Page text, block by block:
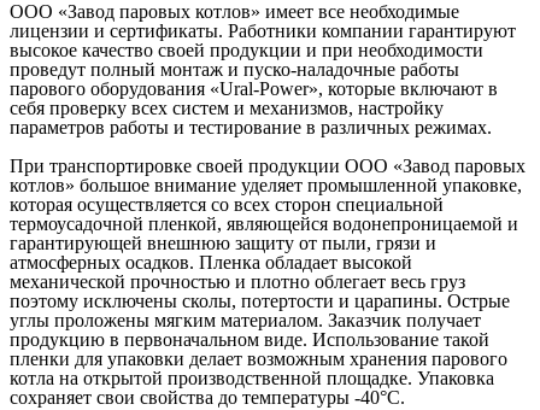
ООО «Завод паровых котлов» имеет все необходимые
лицензии и сертификаты. Работники компании гарантируют
высокое качество своей продукции и при необходимости
проведут полный монтаж и пуско-наладочные работы
парового оборудования «Ural-Power», которые включают в
себя проверку всех систем и механизмов, настройку
параметров работы и тестирование в различных режимах.
При транспортировке своей продукции ООО «Завод паровых
котлов» большое внимание уделяет промышленной упаковке,
которая осуществляется со всех сторон специальной
термоусадочной пленкой, являющейся водонепроницаемой и
гарантирующей внешнюю защиту от пыли, грязи и
атмосферных осадков. Пленка обладает высокой
механической прочностью и плотно облегает весь груз
поэтому исключены сколы, потертости и царапины. Острые
углы проложены мягким материалом. Заказчик получает
продукцию в первоначальном виде. Использование такой
пленки для упаковки делает возможным хранения парового
котла на открытой производственной площадке. Упаковка
сохраняет свои свойства до температуры -40°С.